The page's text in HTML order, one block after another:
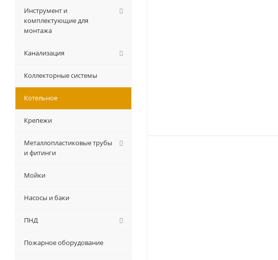
Инструмент и
комплектующие для
монтажа
Канализация
Коллекторные системы
Котельное
Крепежи
Металлопластиковые трубы
и фитинги
Мойки
Насосы и баки
ПНД
Пожарное оборудование